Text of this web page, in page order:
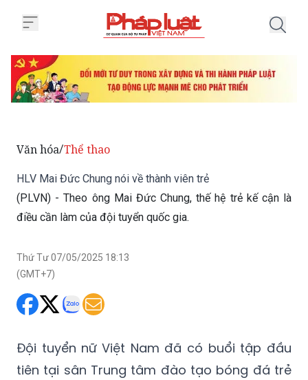
Văn hóa/Thể thao
HLV Mai Đức Chung nói về thành viên trẻ
(PLVN) - Theo ông Mai Đức Chung, thế hệ trẻ kế cận là
điều cần làm của đội tuyển quốc gia.
Thứ Tư 07/05/2025 18:13
(GMT+7)
Đội tuyển nữ Việt Nam đã có buổi tập đầu
tiên tại sân Trung tâm đào tạo bóng đá trẻ